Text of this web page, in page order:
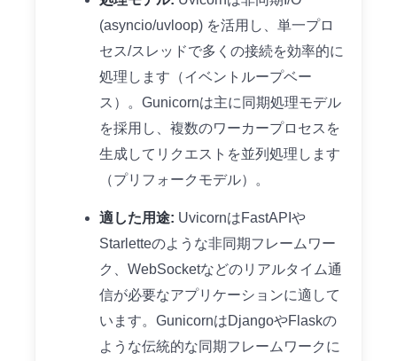
(asyncio/uvloop) を活用し、単一プロ
セス/スレッドで多くの接続を効率的に
処理します（イベントループベー
ス）。Gunicornは主に同期処理モデル
を採用し、複数のワーカープロセスを
生成してリクエストを並列処理します
（プリフォークモデル）。
適した用途: UvicornはFastAPIや
Starletteのような非同期フレームワー
ク、WebSocketなどのリアルタイム通
信が必要なアプリケーションに適して
います。GunicornはDjangoやFlaskの
ような伝統的な同期フレームワークに